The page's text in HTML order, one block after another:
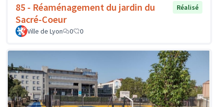
85 - Réaménagement du jardin du
Sacré-Coeur
Réalisé
Ville de Lyon 0 0